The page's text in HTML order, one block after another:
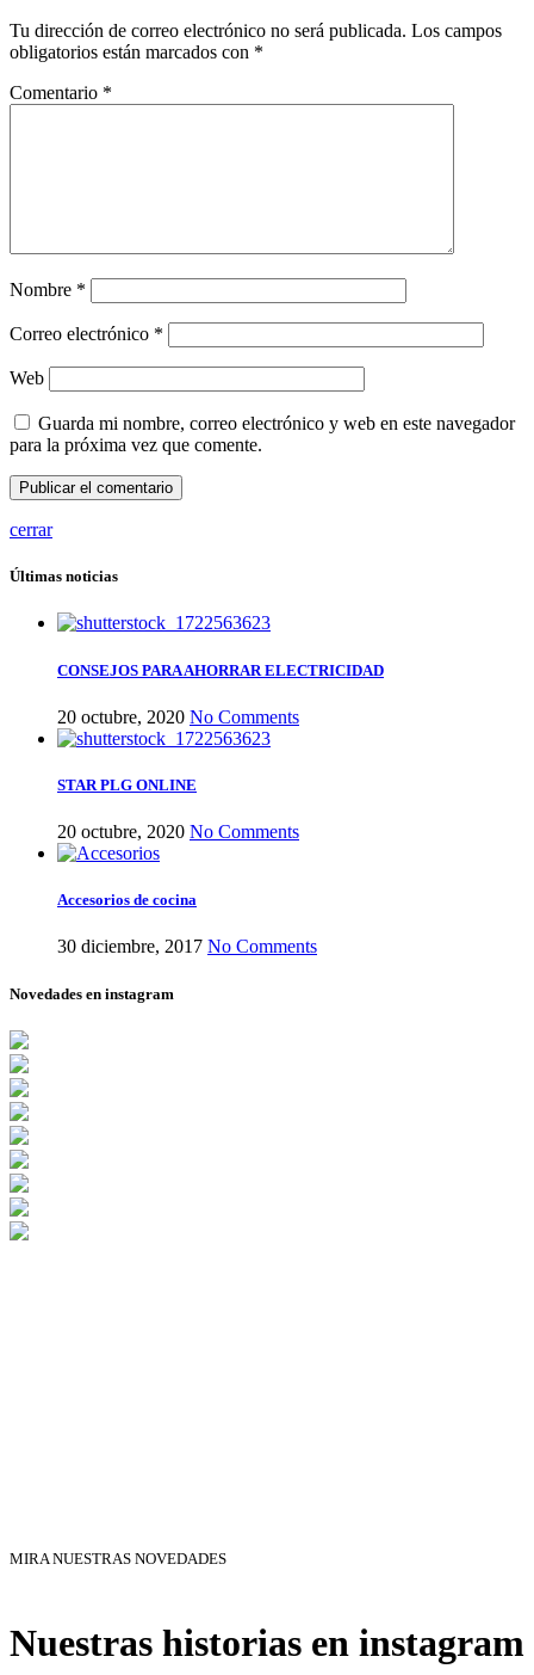
Tu dirección de correo electrónico no será publicada. Los campos
obligatorios están marcados con *
Comentario *
Nombre *
Correo electrónico *
Web
Guarda mi nombre, correo electrónico y web en este navegador
para la próxima vez que comente.
cerrar
Últimas noticias
CONSEJOS PARA AHORRAR ELECTRICIDAD
20 octubre, 2020 No Comments
STAR PLG ONLINE
20 octubre, 2020 No Comments
Accesorios de cocina
30 diciembre, 2017 No Comments
Novedades en instagram
MIRA NUESTRAS NOVEDADES
Nuestras historias en instagram